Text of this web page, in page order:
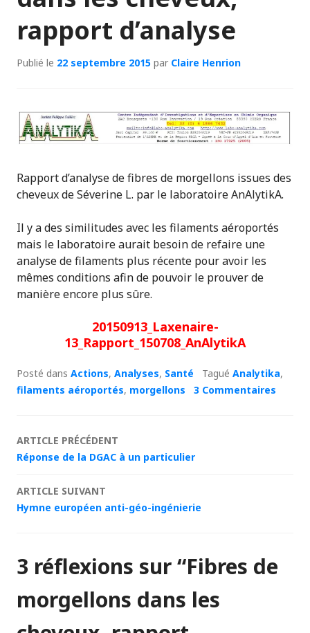
rapport d’analyse
Publié le 22 septembre 2015 par Claire Henrion
Rapport d’analyse de fibres de morgellons issues des
cheveux de Séverine L. par le laboratoire AnAlytikA.
Il y a des similitudes avec les filaments aéroportés
mais le laboratoire aurait besoin de refaire une
analyse de filaments plus récente pour avoir les
mêmes conditions afin de pouvoir le prouver de
manière encore plus sûre.
20150913_Laxenaire-
13_Rapport_150708_AnAlytikA
Posté dans Actions, Analyses, Santé Tagué Analytika,
filaments aéroportés, morgellons 3 Commentaires
Navigation
articles
ARTICLE PRÉCÉDENT
Réponse de la DGAC à un particulier
ARTICLE SUIVANT
Hymne européen anti-géo-ingénierie
3 réflexions sur “Fibres de
morgellons dans les